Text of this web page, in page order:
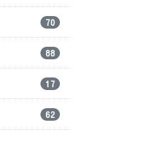
70
88
17
62